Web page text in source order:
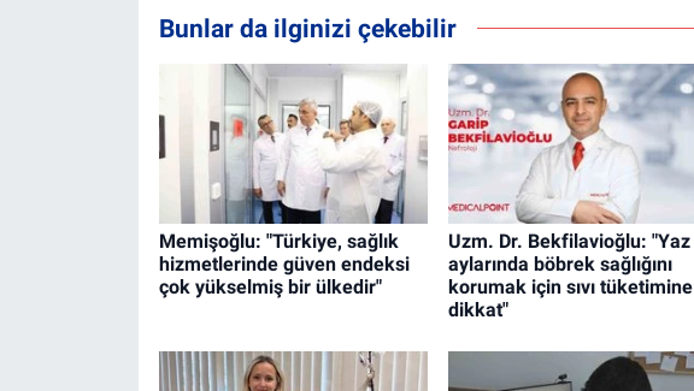
Bunlar da ilginizi çekebilir
Memişoğlu: "Türkiye, sağlık
hizmetlerinde güven endeksi
çok yükselmiş bir ülkedir"
Uzm. Dr. Bekfilavioğlu: "Yaz
aylarında böbrek sağlığını
korumak için sıvı tüketimine
dikkat"